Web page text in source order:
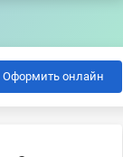
Оформить онлайн